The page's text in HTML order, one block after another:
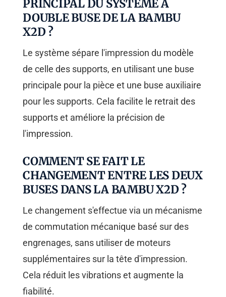
PRINCIPAL DU SYSTÈME À
DOUBLE BUSE DE LA BAMBU
X2D ?
Le système sépare l'impression du modèle
de celle des supports, en utilisant une buse
principale pour la pièce et une buse auxiliaire
pour les supports. Cela facilite le retrait des
supports et améliore la précision de
l'impression.
COMMENT SE FAIT LE
CHANGEMENT ENTRE LES DEUX
BUSES DANS LA BAMBU X2D ?
Le changement s'effectue via un mécanisme
de commutation mécanique basé sur des
engrenages, sans utiliser de moteurs
supplémentaires sur la tête d'impression.
Cela réduit les vibrations et augmente la
fiabilité.